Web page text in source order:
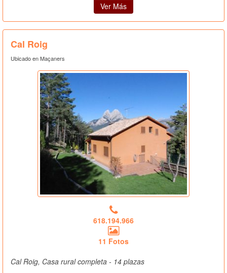
Ver Más
Cal Roig
Ubicado en Maçaners
618.194.966
11 Fotos
Cal Roig, Casa rural completa - 14 plazas